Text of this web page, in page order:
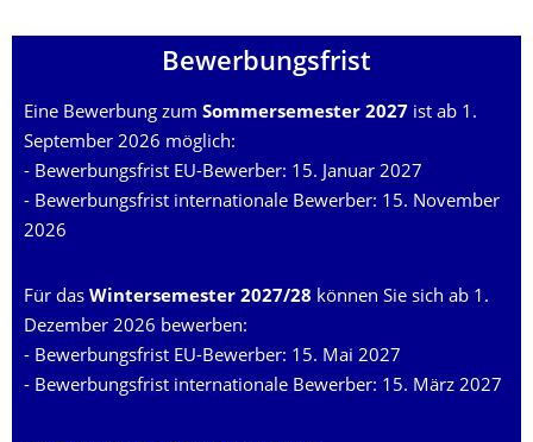
Bewerbungsfrist
Eine Bewerbung zum Sommersemester 2027 ist ab 1.
September 2026 möglich:
- Bewerbungsfrist EU-Bewerber: 15. Januar 2027
- Bewerbungsfrist internationale Bewerber: 15. November
2026
Für das Wintersemester 2027/28 können Sie sich ab 1.
Dezember 2026 bewerben:
- Bewerbungsfrist EU-Bewerber: 15. Mai 2027
- Bewerbungsfrist internationale Bewerber: 15. März 2027